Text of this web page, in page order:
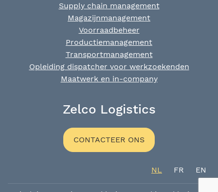
Supply chain management
Magazijnmanagement
Voorraadbeheer
Productiemanagement
Transportmanagement
Opleiding dispatcher voor werkzoekenden
Maatwerk en in-company
Zelco Logistics
CONTACTEER ONS
NL FR EN